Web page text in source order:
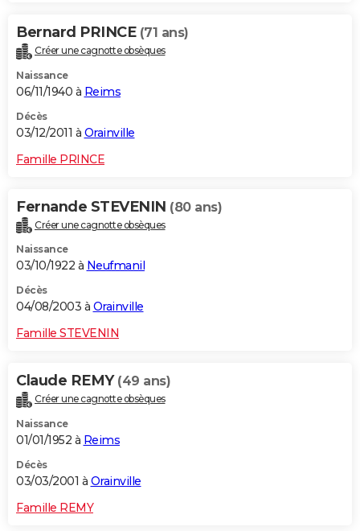
Bernard PRINCE (71 ans)
Créer une cagnotte obsèques
Naissance
06/11/1940 à Reims
Décès
03/12/2011 à Orainville
Famille PRINCE
Fernande STEVENIN (80 ans)
Créer une cagnotte obsèques
Naissance
03/10/1922 à Neufmanil
Décès
04/08/2003 à Orainville
Famille STEVENIN
Claude REMY (49 ans)
Créer une cagnotte obsèques
Naissance
01/01/1952 à Reims
Décès
03/03/2001 à Orainville
Famille REMY